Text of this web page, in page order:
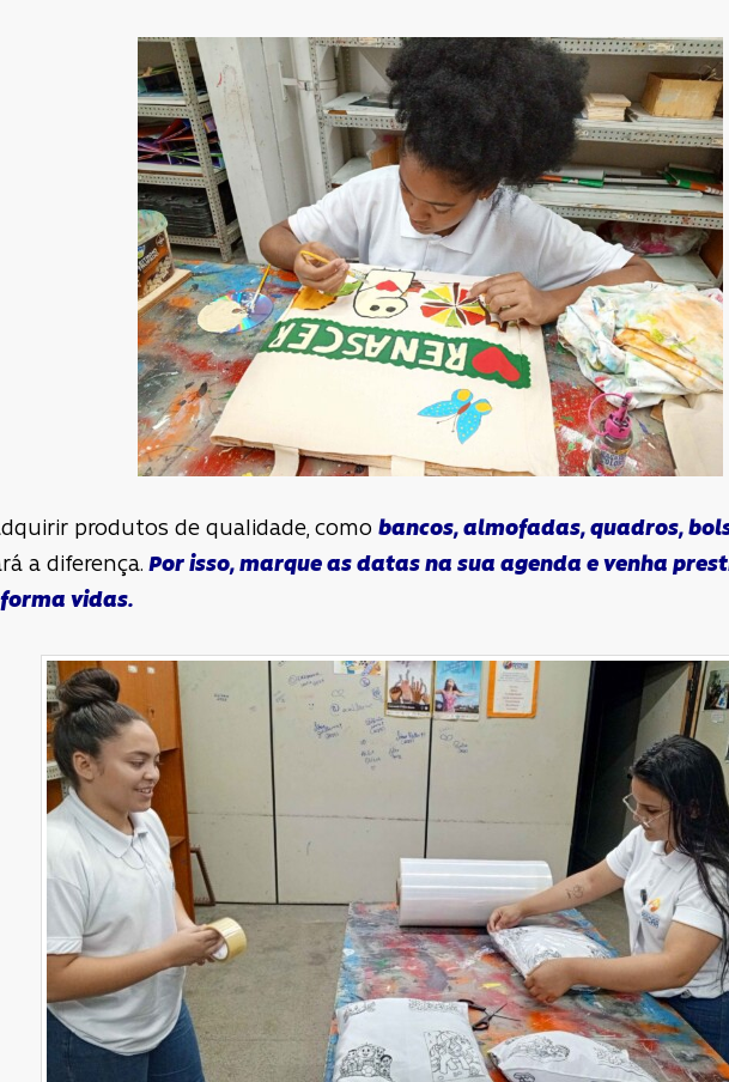
produtos de qualidade, como bancos, almofadas, quadros,
a diferença. Por isso, marque as datas na sua agenda e venha
vidas.